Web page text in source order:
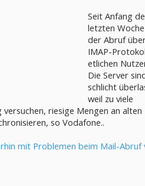
Seit Anfang
letzten
der Abruf
IMAP-
etlichen
Die Server
schlicht
weil zu viele
riesige Mengen an alten
so Vodafone..
mit Problemen beim Mail-Abruf